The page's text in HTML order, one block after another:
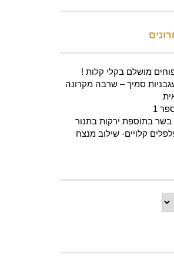
מושלם בקלי קלות !
סמיך – שרבה מקרונה
1
בשר בתוספת ירקות בתנור
קלויים- שילוב מנצח